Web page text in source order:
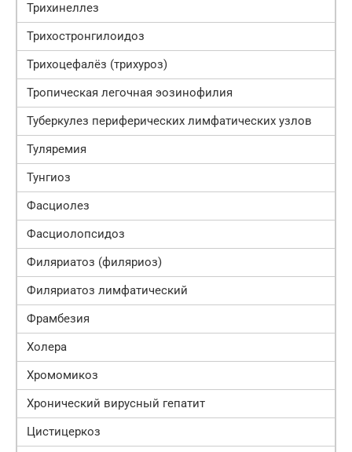
Трихинеллез
Трихостронгилоидоз
Трихоцефалёз (трихуроз)
Тропическая легочная эозинофилия
Туберкулез периферических лимфатических узлов
Туляремия
Тунгиоз
Фасциолез
Фасциолопсидоз
Филяриатоз (филяриоз)
Филяриатоз лимфатический
Фрамбезия
Холера
Хромомикоз
Хронический вирусный гепатит
Цистицеркоз